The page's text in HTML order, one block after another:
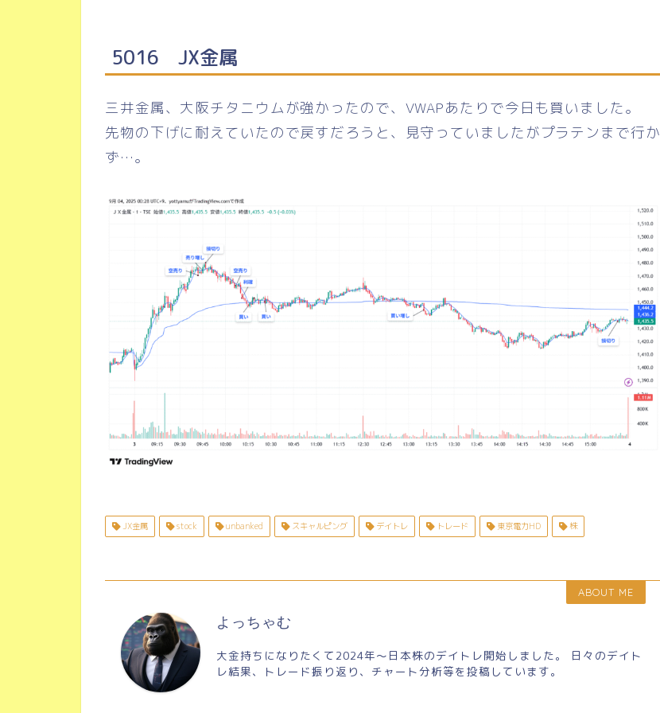
5016 JX金属
三井金属、大阪チタニウムが強かったので、VWAPあたりで今日も買いました。
先物の下げに耐えていたので戻すだろうと、見守っていましたがプラテンまで行か
ず…。
JX金属 stock unbanked スキャルピング デイトレ トレード 東京電力HD 株
ABOUT ME
よっちゃむ
大金持ちになりたくて2024年～日本株のデイトレ開始しました。 日々のデイト
レ結果、トレード振り返り、チャート分析等を投稿しています。